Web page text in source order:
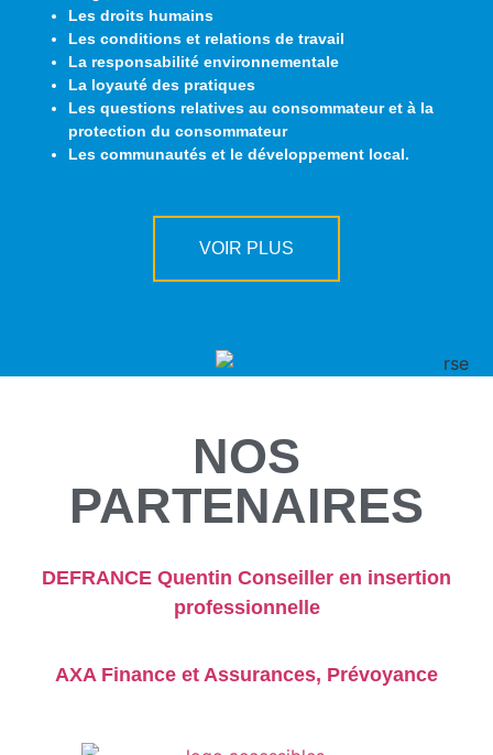
Les droits humains
Les conditions et relations de travail
La responsabilité environnementale
La loyauté des pratiques
Les questions relatives au consommateur et à la
protection du consommateur
Les communautés et le développement local.
VOIR PLUS
NOS
PARTENAIRES
DEFRANCE Quentin Conseiller en insertion
professionnelle
AXA Finance et Assurances, Prévoyance